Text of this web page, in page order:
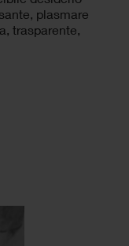
plasmare
trasparente,